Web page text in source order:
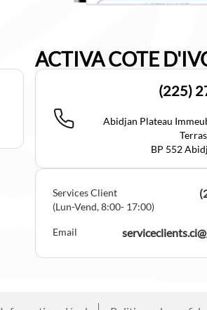
ACTIVA COTE
Abidjan Plateau
BP 552
(225)
Services Client
(Lun-Vend, 8:00- 17:00)
Email